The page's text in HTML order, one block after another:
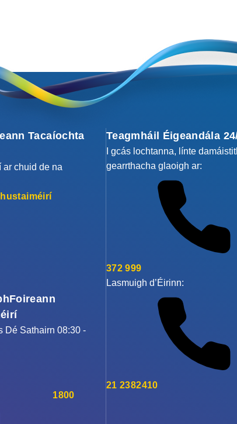
Tacaíochta
ar chuid de na
Dé Sathairn 08:30 -
1800
Teagmháil Éigeandála
I gcás lochtanna, línte
gearrthacha glaoigh ar:
372 999
Lasmuigh d’Éirinn:
21 2382410